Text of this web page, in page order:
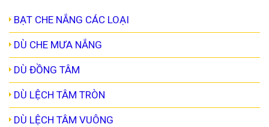
BẠT CHE NẮNG CÁC LOẠI
DÙ CHE MƯA NẮNG
DÙ ĐỒNG TÂM
DÙ LỆCH TÂM TRÒN
DÙ LỆCH TÂM VUÔNG